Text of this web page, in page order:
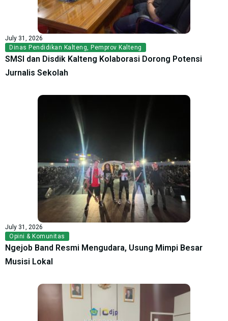
July 31, 2026
Dinas Pendidikan Kalteng, Pemprov Kalteng
SMSI dan Disdik Kalteng Kolaborasi Dorong Potensi
Jurnalis Sekolah
July 31, 2026
Opini & Komunitas
Ngejob Band Resmi Mengudara, Usung Mimpi Besar
Musisi Lokal